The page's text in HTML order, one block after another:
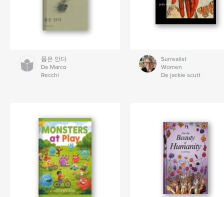
몸은 안다
De Marco
Recchi
Surrealist
Women
De jackie scutt